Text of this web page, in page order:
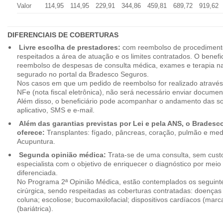
Valor 114,95 114,95 229,91 344,86 459,81 689,72 919,62
DIFERENCIAIS DE COBERTURAS
Livre escolha de prestadores: com reembolso de
respeitados a área de atuação e os limites contratados. O
reembolso de despesas de consulta médica, exames e terapia
segurado no portal da Bradesco Seguros.
Nos casos em que um pedido de reembolso for realizado
NFe (nota fiscal eletrônica), não será necessário enviar
Além disso, o beneficiário pode acompanhar o andamento das
aplicativo, SMS e e-mail.
Além das garantias previstas por Lei e pela ANS, o
oferece: Transplantes: fígado, pâncreas, coração, pulmão e
Acupuntura.
Segunda opinião médica: Trata-se de uma consulta, sem
especialista com o objetivo de enriquecer o diagnóstico por
diferenciada.
No Programa 2ª Opinião Médica, estão contemplados os
cirúrgica, sendo respeitadas as coberturas contratadas:
coluna; escoliose; bucomaxilofacial; dispositivos cardíacos
(bariátrica).